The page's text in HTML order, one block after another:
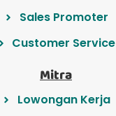
Sales Promoter
Customer Service
Mitra
Lowongan Kerja